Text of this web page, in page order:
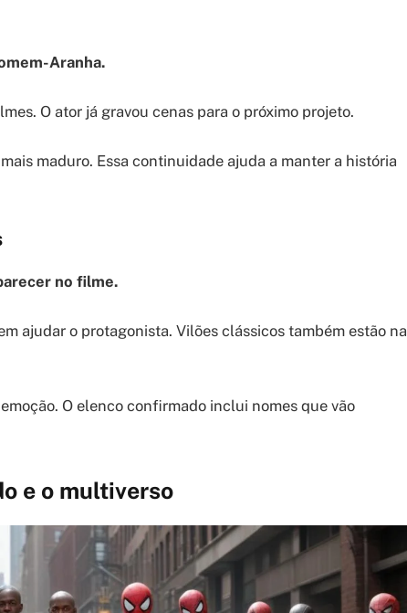
Aranha.
O ator já gravou cenas para o próximo projeto.
maduro. Essa continuidade ajuda a manter a história
no filme.
ajudar o protagonista. Vilões clássicos também estão na
O elenco confirmado inclui nomes que vão
e o multiverso